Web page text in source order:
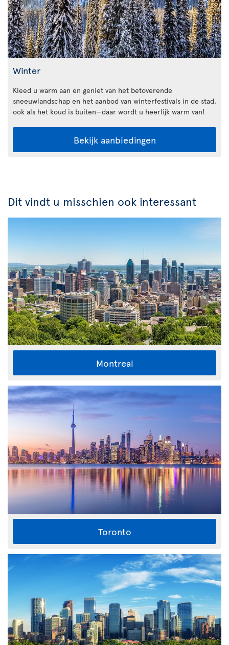
Winter
Kleed u warm aan en geniet van het betoverende
sneeuwlandschap en het aanbod van winterfestivals in de stad,
ook als het koud is buiten—daar wordt u heerlijk warm van!
Bekijk aanbiedingen
Dit vindt u misschien ook interessant
Montreal
Toronto